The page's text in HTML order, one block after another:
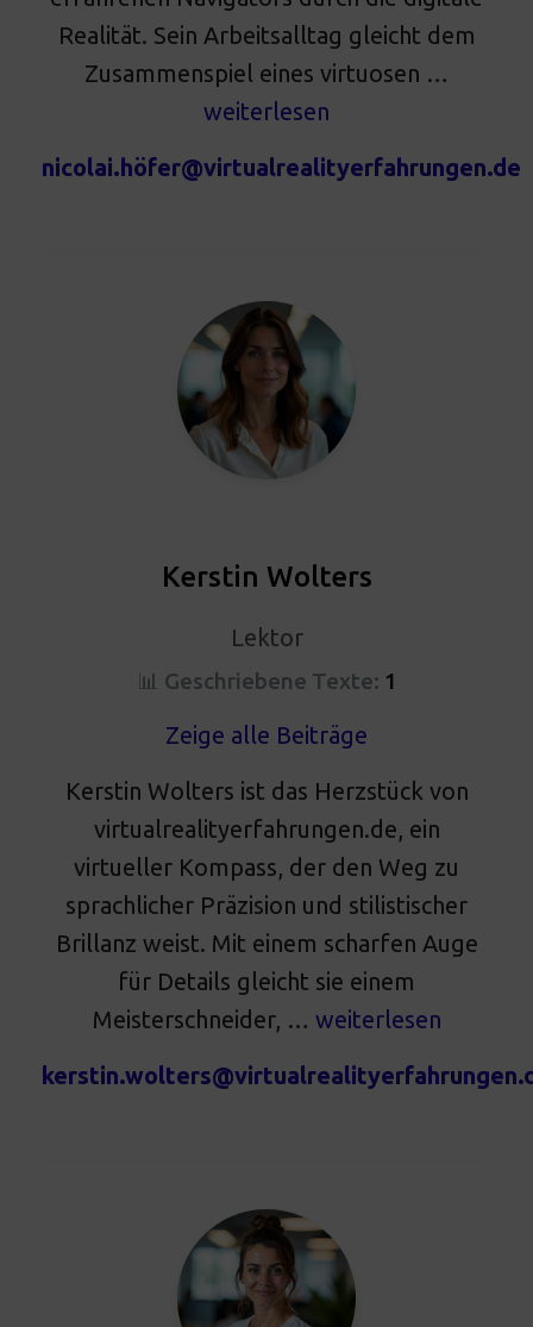
Realität. Sein Arbeitsalltag gleicht dem
Zusammenspiel eines virtuosen …
weiterlesen
nicolai.höfer@virtualrealityerfahrungen.de
Kerstin Wolters
Lektor
📊 Geschriebene Texte: 1
Zeige alle Beiträge
Kerstin Wolters ist das Herzstück von
virtualrealityerfahrungen.de, ein
virtueller Kompass, der den Weg zu
sprachlicher Präzision und stilistischer
Brillanz weist. Mit einem scharfen Auge
für Details gleicht sie einem
Meisterschneider, … weiterlesen